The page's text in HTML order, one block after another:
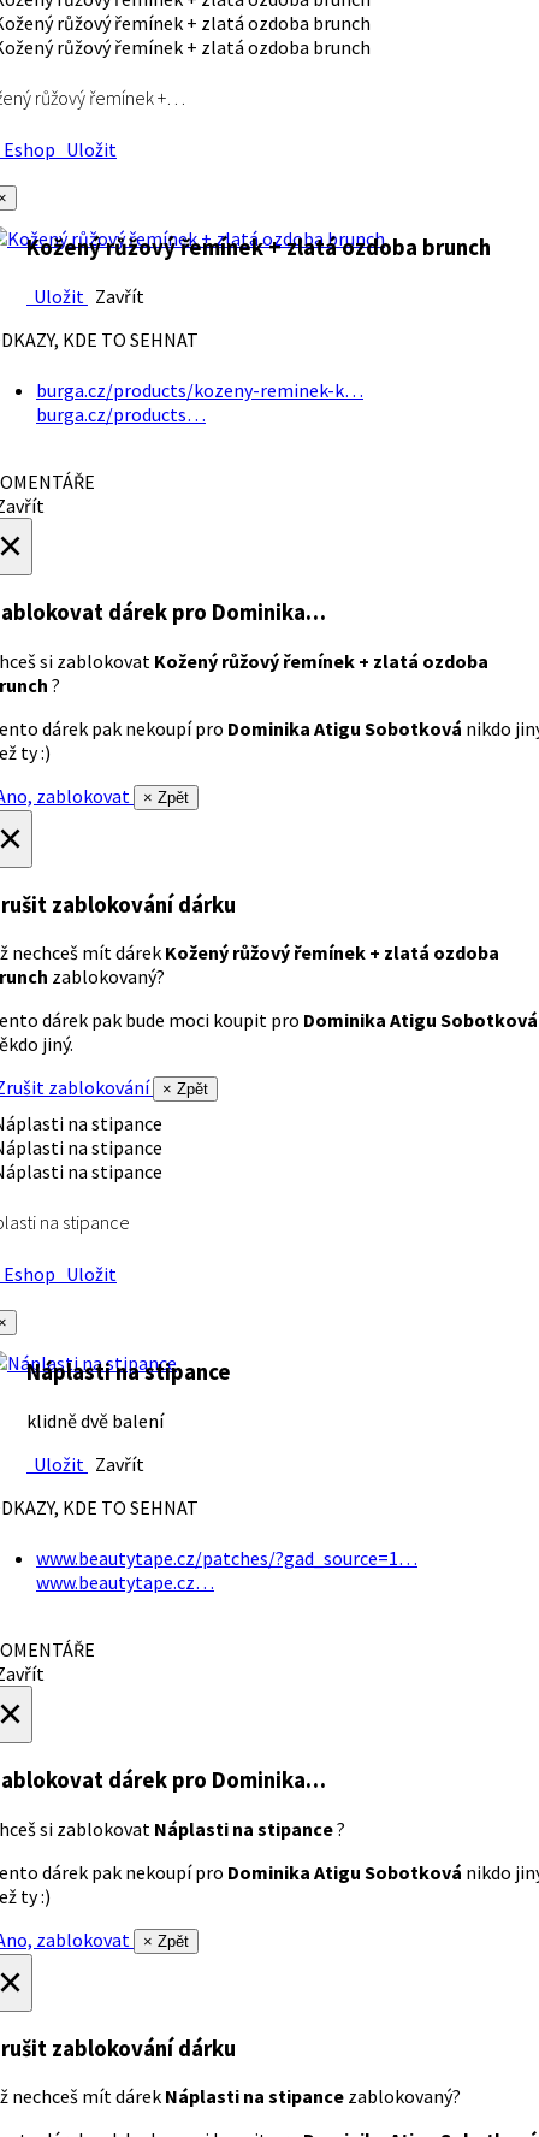
růžový řemínek +…
Uložit
Kožený růžový řemínek + zlatá ozdoba brunch
Uložit Zavřít
KDE TO SEHNAT
burga.cz/products/kozeny-reminek-k…
burga.cz/products…
dárek pro Dominika…
si zablokovat Kožený růžový řemínek + zlatá ozdoba
?
dárek pak nekoupí pro Dominika Atigu Sobotková nikdo
ty :)
zablokovat
× Zpět
zablokování dárku
nechceš mít dárek Kožený růžový řemínek + zlatá ozdoba
zablokovaný?
dárek pak bude moci koupit pro Dominika Atigu Sobotková
jiný.
zablokování
× Zpět
na stipance
Uložit
Náplasti na stipance
klidně dvě balení
Uložit Zavřít
KDE TO SEHNAT
www.beautytape.cz/patches/?gad_source=1…
www.beautytape.cz…
dárek pro Dominika…
si zablokovat Náplasti na stipance?
dárek pak nekoupí pro Dominika Atigu Sobotková nikdo
ty :)
zablokovat
× Zpět
zablokování dárku
nechceš mít dárek Náplasti na stipance zablokovaný?